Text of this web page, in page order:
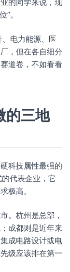
的同学来说，现
”。
电力能源、医
，但在各自细分
道卷，不如看看
的三地
科技属性最强的
代表企业，它
极高。
。杭州是总部，
成都则是近年来
成电路设计或电
级应该排在第一